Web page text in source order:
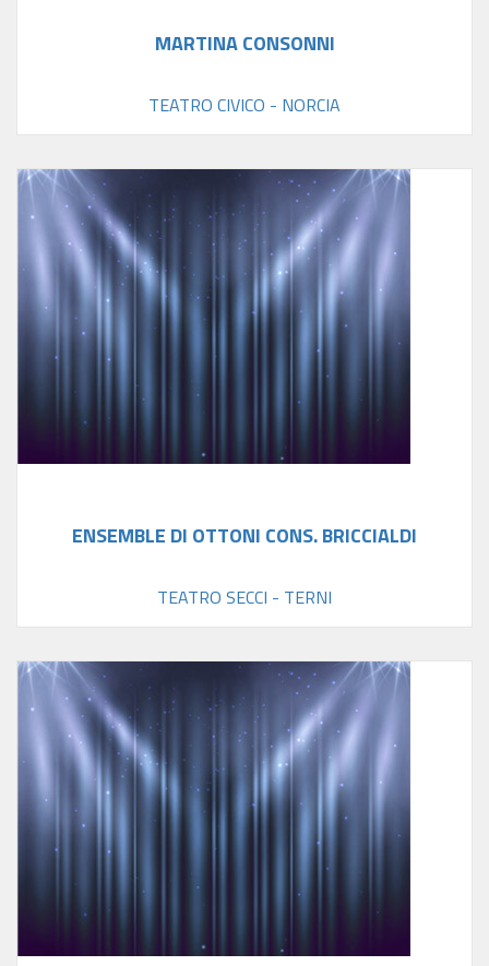
MARTINA CONSONNI
TEATRO CIVICO - NORCIA
ENSEMBLE DI OTTONI CONS. BRICCIALDI
TEATRO SECCI - TERNI